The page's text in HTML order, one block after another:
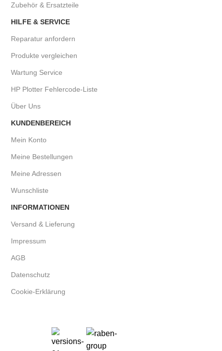
Zubehör & Ersatzteile
HILFE & SERVICE
Reparatur anfordern
Produkte vergleichen
Wartung Service
HP Plotter Fehlercode-Liste
Über Uns
KUNDENBEREICH
Mein Konto
Meine Bestellungen
Meine Adressen
Wunschliste
INFORMATIONEN
Versand & Lieferung
Impressum
AGB
Datenschutz
Cookie-Erklärung